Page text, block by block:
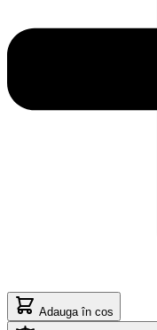
Adauga în cos